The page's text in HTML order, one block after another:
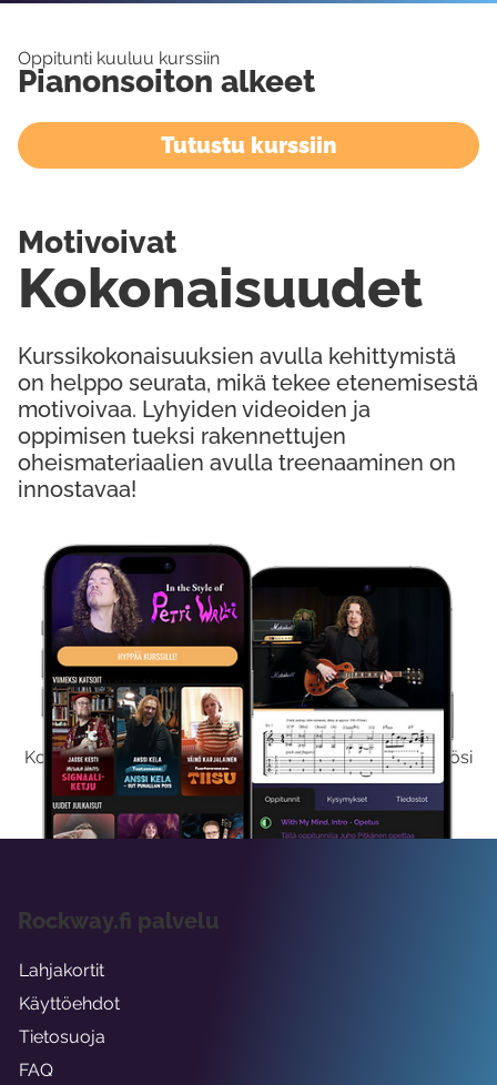
Kokeile Ilmaiseksi
Kokeilemalla ilmaiseksi saat koko sisältömme käyttöösi
viikon ajaksi.
Oppitunti kuuluu kurssiin
Pianonsoiton alkeet
Tutustu kurssiin
Kurssikokonaisuuksien avulla kehittymistä
on helppo seurata, mikä tekee etenemisestä
motivoivaa. Lyhyiden videoiden ja
oppimisen tueksi rakennettujen
oheismateriaalien avulla treenaaminen on
innostavaa!
Kokonaisuudet
Motivoivat
Rockway.fi palvelu
Lahjakortit
Käyttöehdot
Tietosuoja
FAQ